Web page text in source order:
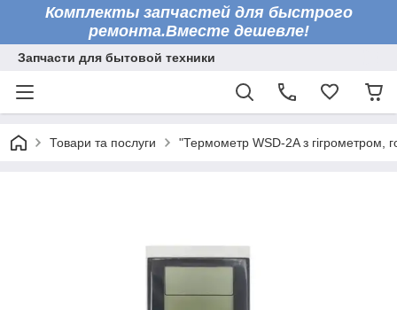
Комплекты запчастей для быстрого
ремонта.Вместе дешевле!
Запчасти для бытовой техники
Товари та послуги "Термометр WSD-2A з гігрометром,